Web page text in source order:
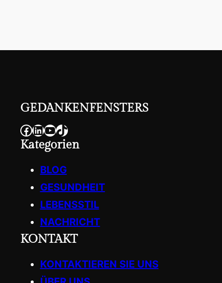
GEDANKENFENSTERS
Facebook LinkedIn YouTube TikTok
Kategorien
BLOG
GESUNDHEIT
LEBENSSTIL
NACHRICHT
KONTAKT
KONTAKTIEREN SIE UNS